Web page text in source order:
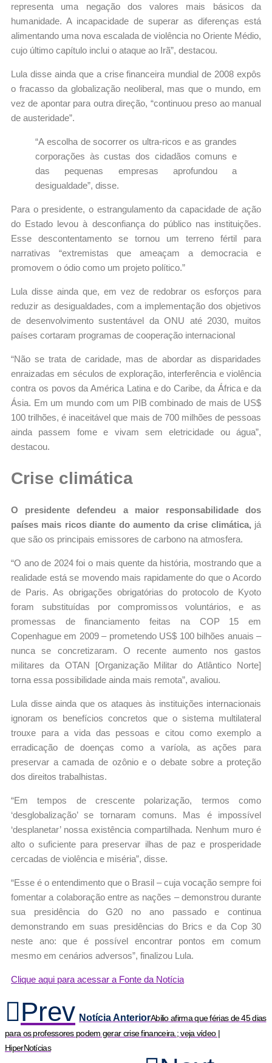
representa uma negação dos valores mais básicos da
humanidade. A incapacidade de superar as diferenças está
alimentando uma nova escalada de violência no Oriente Médio,
cujo último capítulo inclui o ataque ao Irã”, destacou.
Lula disse ainda que a crise financeira mundial de 2008 expôs
o fracasso da globalização neoliberal, mas que o mundo, em
vez de apontar para outra direção, “continuou preso ao manual
de austeridade”.
“A escolha de socorrer os ultra-ricos e as grandes
corporações às custas dos cidadãos comuns e
das pequenas empresas aprofundou a
desigualdade”, disse.
Para o presidente, o estrangulamento da capacidade de ação
do Estado levou à desconfiança do público nas instituições.
Esse descontentamento se tornou um terreno fértil para
narrativas “extremistas que ameaçam a democracia e
promovem o ódio como um projeto político.”
Lula disse ainda que, em vez de redobrar os esforços para
reduzir as desigualdades, com a implementação dos objetivos
de desenvolvimento sustentável da ONU até 2030, muitos
países cortaram programas de cooperação internacional
“Não se trata de caridade, mas de abordar as disparidades
enraizadas em séculos de exploração, interferência e violência
contra os povos da América Latina e do Caribe, da África e da
Ásia. Em um mundo com um PIB combinado de mais de US$
100 trilhões, é inaceitável que mais de 700 milhões de pessoas
ainda passem fome e vivam sem eletricidade ou água”,
destacou.
Crise climática
O presidente defendeu a maior responsabilidade dos
países mais ricos diante do aumento da crise climática, já
que são os principais emissores de carbono na atmosfera.
“O ano de 2024 foi o mais quente da história, mostrando que a
realidade está se movendo mais rapidamente do que o Acordo
de Paris. As obrigações obrigatórias do protocolo de Kyoto
foram substituídas por compromissos voluntários, e as
promessas de financiamento feitas na COP 15 em
Copenhague em 2009 – prometendo US$ 100 bilhões anuais –
nunca se concretizaram. O recente aumento nos gastos
militares da OTAN [Organização Militar do Atlântico Norte]
torna essa possibilidade ainda mais remota”, avaliou.
Lula disse ainda que os ataques às instituições internacionais
ignoram os benefícios concretos que o sistema multilateral
trouxe para a vida das pessoas e citou como exemplo a
erradicação de doenças como a varíola, as ações para
preservar a camada de ozônio e o debate sobre a proteção
dos direitos trabalhistas.
“Em tempos de crescente polarização, termos como
‘desglobalização’ se tornaram comuns. Mas é impossível
‘desplanetar’ nossa existência compartilhada. Nenhum muro é
alto o suficiente para preservar ilhas de paz e prosperidade
cercadas de violência e miséria”, disse.
“Esse é o entendimento que o Brasil – cuja vocação sempre foi
fomentar a colaboração entre as nações – demonstrou durante
sua presidência do G20 no ano passado e continua
demonstrando em suas presidências do Brics e da Cop 30
neste ano: que é possível encontrar pontos em comum
mesmo em cenários adversos”, finalizou Lula.
Clique aqui para acessar a Fonte da Notícia
Prev Notícia AnteriorAbilio afirma que férias de 45 dias
para os professores podem gerar crise financeira.; veja vídeo |
HiperNotícias